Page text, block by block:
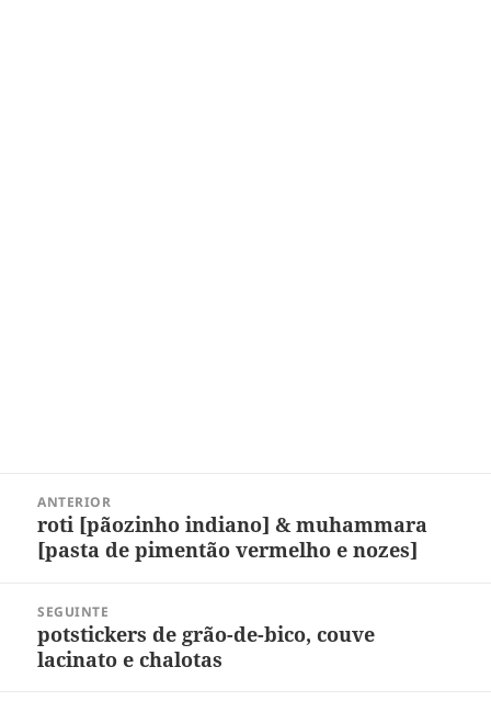
ANTERIOR
Post
anterior:
roti [pãozinho indiano] & muhammara
[pasta de pimentão vermelho e nozes]
SEGUINTE
Próximo
post:
potstickers de grão-de-bico, couve
lacinato e chalotas